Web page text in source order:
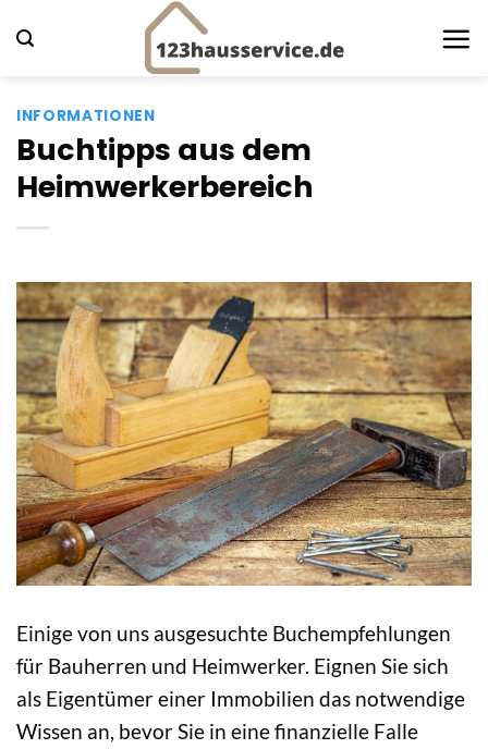
Inhalt
INFORMATIONEN
Buchtipps aus dem
Heimwerkerbereich
Einige von uns ausgesuchte Buchempfehlungen
für Bauherren und Heimwerker. Eignen Sie sich
als Eigentümer einer Immobilien das notwendige
Wissen an, bevor Sie in eine finanzielle Falle